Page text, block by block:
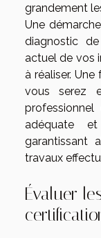
grandement
Une
diagnostic
actuel de vos
à réaliser.
vous serez
adéquate
garantissant
travaux
Évaluer